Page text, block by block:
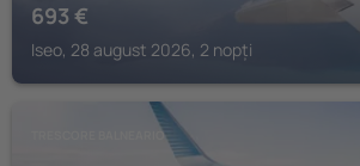
693 €
Iseo, 28 august 2026, 2 nopți
TRESCORE BALNEARIO